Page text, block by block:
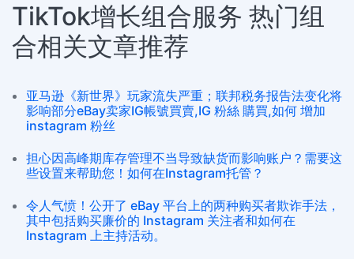
TikTok增长组合服务 热门组
合相关文章推荐
亚马逊《新世界》玩家流失严重；联邦税务报告法变化将
影响部分eBay卖家IG帳號買賣,IG 粉絲 購買,如何 增加
instagram 粉丝
担心因高峰期库存管理不当导致缺货而影响账户？需要这
些设置来帮助您！如何在Instagram托管？
令人气愤！公开了 eBay 平台上的两种购买者欺诈手法，
其中包括购买廉价的 Instagram 关注者和如何在
Instagram 上主持活动。